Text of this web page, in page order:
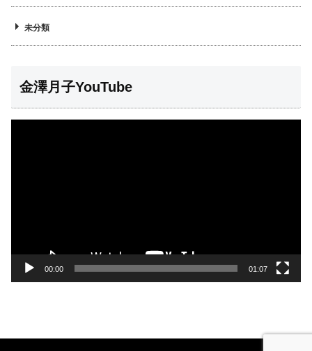
未分類
金澤月子YouTube
00:00 01:07